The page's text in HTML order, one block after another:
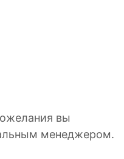
вы
менеджером.